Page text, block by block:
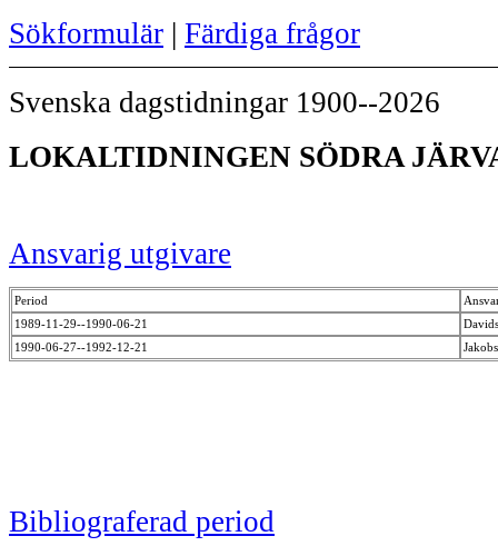
Sökformulär | Färdiga frågor
Svenska dagstidningar 1900--2026
LOKALTIDNINGEN SÖDRA
Ansvarig utgivare
Period
1989-11-29--1990-06-21
1990-06-27--1992-12-21
Bibliograferad period